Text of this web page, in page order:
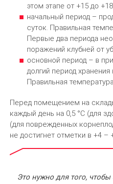
этом этапе от +15 до
начальный период –
суток. Правильная
Первые два периода
поражений клубней от
основной период – в
долгий период
Правильная
Перед помещением на
каждый день на 0,5 °С (для
(для поврежденных
не достигнет отметки в +4 –
Это нужно для того, чтобы